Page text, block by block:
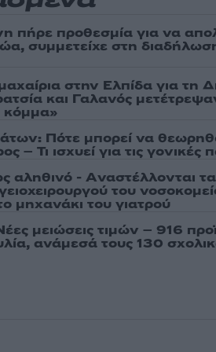
πήρε προθεσμία για να
συμμετείχε στη
στην Ελπίδα για τη
και Γαλανός
κόμμα»
Πότε μπορεί να
– Τι ισχυεί για τις γονικές
αληθινό - Aναστέλλονται
του
μηχανάκι του γιατρού
μειώσεις τιμών – 916
ανάμεσά τους 130